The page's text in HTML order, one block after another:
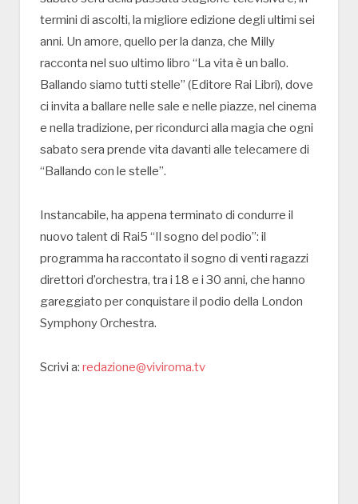
termini di ascolti, la migliore edizione degli ultimi sei
anni. Un amore, quello per la danza, che Milly
racconta nel suo ultimo libro “La vita è un ballo.
Ballando siamo tutti stelle” (Editore Rai Libri), dove
ci invita a ballare nelle sale e nelle piazze, nel cinema
e nella tradizione, per ricondurci alla magia che ogni
sabato sera prende vita davanti alle telecamere di
“Ballando con le stelle”.
Instancabile, ha appena terminato di condurre il
nuovo talent di Rai5 “Il sogno del podio”: il
programma ha raccontato il sogno di venti ragazzi
direttori d’orchestra, tra i 18 e i 30 anni, che hanno
gareggiato per conquistare il podio della London
Symphony Orchestra.
Scrivi a: redazione@viviroma.tv